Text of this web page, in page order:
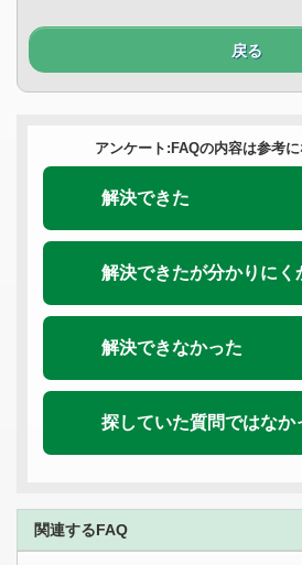
戻る
アンケート:FAQの内容は参考
解決できた
解決できたが分かりにく
解決できなかった
探していた質問ではなか
関連するFAQ